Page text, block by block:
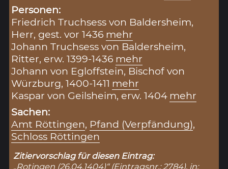
Personen:
Friedrich Truchsess von Baldersheim,
Herr, gest. vor 1436 mehr
Johann Truchsess von Baldersheim,
Ritter, erw. 1399-1436 mehr
Johann von Egloffstein, Bischof von
Würzburg, 1400-1411 mehr
Kaspar von Geilsheim, erw. 1404 mehr
Sachen:
Amt Röttingen, Pfand (Verpfändung),
Schloss Röttingen
Zitiervorschlag für diesen Eintrag:
„Rotingen (26.04.1404)“ (Eintragsnr.: 2784), in: